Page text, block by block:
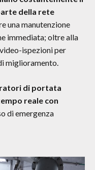
della rete
una manutenzione
immediata; oltre alla
ispezioni per
miglioramento.
di portata
reale con
di emergenza